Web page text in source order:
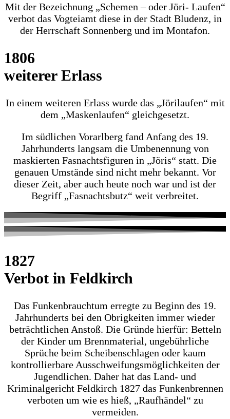
Mit der Bezeichnung „Schemen – oder Jöri- Laufen“
verbot das Vogteiamt diese in der Stadt Bludenz, in
der Herrschaft Sonnenberg und im Montafon.
1806
weiterer Erlass
In einem weiteren Erlass wurde das „Jörilaufen“ mit
dem „Maskenlaufen“ gleichgesetzt.
Im südlichen Vorarlberg fand Anfang des 19.
Jahrhunderts langsam die Umbenennung von
maskierten Fasnachtsfiguren in „Jöris“ statt. Die
genauen Umstände sind nicht mehr bekannt. Vor
dieser Zeit, aber auch heute noch war und ist der
Begriff „Fasnachtsbutz“ weit verbreitet.
1827
Verbot in Feldkirch
Das Funkenbrauchtum erregte zu Beginn des 19.
Jahrhunderts bei den Obrigkeiten immer wieder
beträchtlichen Anstoß. Die Gründe hierfür: Betteln
der Kinder um Brennmaterial, ungebührliche
Sprüche beim Scheibenschlagen oder kaum
kontrollierbare Ausschweifungsmöglichkeiten der
Jugendlichen. Daher hat das Land- und
Kriminalgericht Feldkirch 1827 das Funkenbrennen
verboten um wie es hieß, „Raufhändel“ zu
vermeiden.